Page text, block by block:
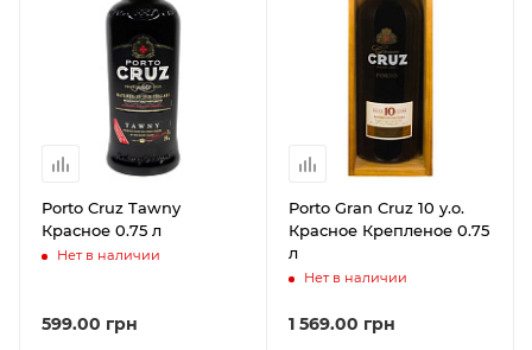
Porto Cruz Tawny
Красное 0.75 л
Нет в наличии
599.00 грн
Porto Gran Cruz 10 y.o.
Красное Крепленое 0.75
л
Нет в наличии
1 569.00 грн